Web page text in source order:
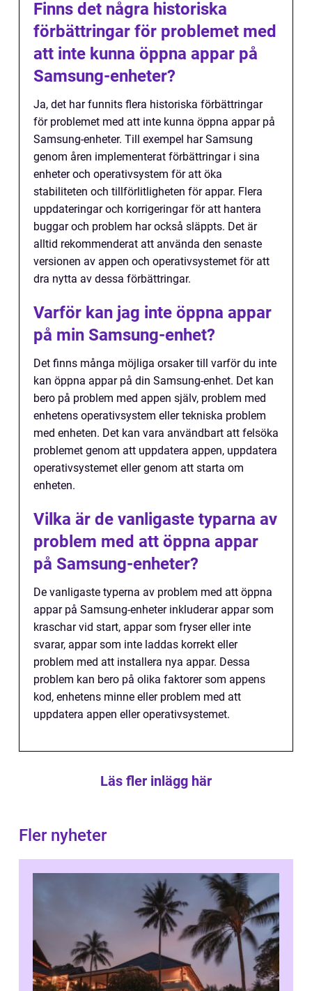
Finns det några historiska
förbättringar för problemet med
att inte kunna öppna appar på
Samsung-enheter?
Ja, det har funnits flera historiska förbättringar
för problemet med att inte kunna öppna appar på
Samsung-enheter. Till exempel har Samsung
genom åren implementerat förbättringar i sina
enheter och operativsystem för att öka
stabiliteten och tillförlitligheten för appar. Flera
uppdateringar och korrigeringar för att hantera
buggar och problem har också släppts. Det är
alltid rekommenderat att använda den senaste
versionen av appen och operativsystemet för att
dra nytta av dessa förbättringar.
Varför kan jag inte öppna appar
på min Samsung-enhet?
Det finns många möjliga orsaker till varför du inte
kan öppna appar på din Samsung-enhet. Det kan
bero på problem med appen själv, problem med
enhetens operativsystem eller tekniska problem
med enheten. Det kan vara användbart att felsöka
problemet genom att uppdatera appen, uppdatera
operativsystemet eller genom att starta om
enheten.
Vilka är de vanligaste typarna av
problem med att öppna appar
på Samsung-enheter?
De vanligaste typerna av problem med att öppna
appar på Samsung-enheter inkluderar appar som
kraschar vid start, appar som fryser eller inte
svarar, appar som inte laddas korrekt eller
problem med att installera nya appar. Dessa
problem kan bero på olika faktorer som appens
kod, enhetens minne eller problem med att
uppdatera appen eller operativsystemet.
Läs fler inlägg här
Fler nyheter